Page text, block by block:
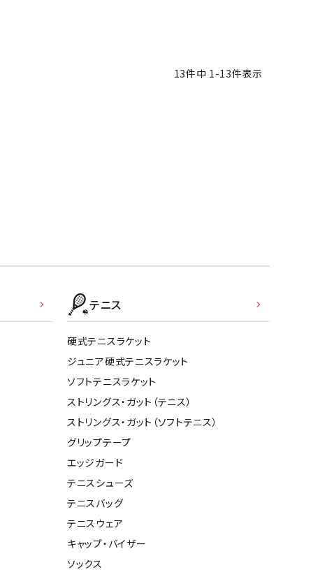
13件中 1-13件表示
テニス
硬式テニスラケット
ジュニア硬式テニスラケット
ソフトテニスラケット
ストリングス・ガット（テニス）
ストリングス・ガット（ソフトテニス）
グリップテープ
エッジガード
テニスシューズ
テニスバッグ
テニスウェア
キャップ・バイザー
ソックス